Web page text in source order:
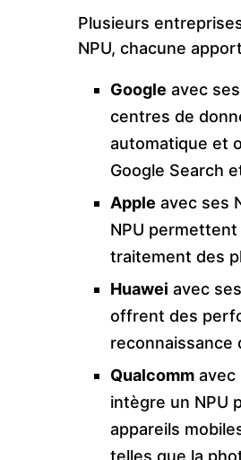
Plusieurs
NPU, chacune
Google avec
centres de
automatique et
Google Search
Apple avec ses
NPU
traitement des
Huawei avec
offrent des
reconnaissance
Qualcomm avec
intègre un NPU
appareils
telles que la